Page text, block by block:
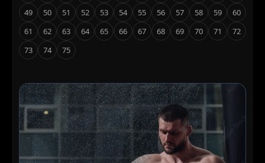
49
50 51 52 53 54 55 56 57 58 59
60
61
62 63 64 65 66 67 68 69 70 71
72
73
74 75